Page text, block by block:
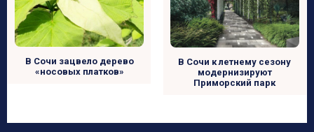
В Сочи зацвело дерево
«носовых платков»
В Сочи к летнему сезону
модернизируют
Приморский парк